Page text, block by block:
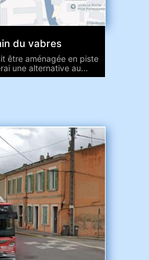
du vabres
être aménagée en piste
une alternative au...